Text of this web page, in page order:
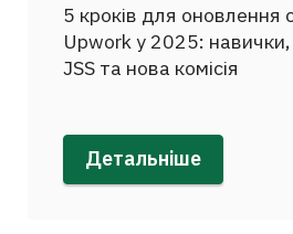
5 кроків для оновлення
Upwork у 2025: навички,
JSS та нова комісія
Детальніше